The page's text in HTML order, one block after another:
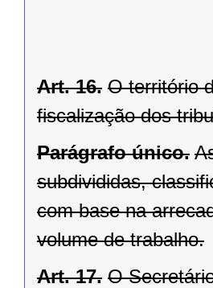
Art. 16. O território
fiscalização dos
Parágrafo único.
subdivididas,
com base na
volume de trabalho.
Art. 17. O